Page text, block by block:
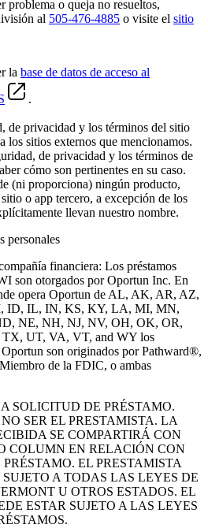
problema o queja no resueltos,
al 505-476-4885 o visite el sitio
la base de datos de acceso al
.
de privacidad y los términos del sitio
los sitios externos que mencionamos.
de privacidad y los términos de
cómo son pertinentes en su caso.
(ni proporciona) ningún producto,
o app tercero, a excepción de los
llevan nuestro nombre.
personales
financiera: Los préstamos
son otorgados por Oportun Inc. En
opera Oportun de AL, AK, AR, AZ,
ID, IL, IN, KS, KY, LA, MI, MN,
NE, NH, NJ, NV, OH, OK, OR,
UT, VA, VT, and WY los
Oportun son originados por Pathward®,
de la FDIC, o ambas
SOLICITUD DE PRÉSTAMO.
SER EL PRESTAMISTA. LA
SE COMPARTIRÁ CON
COLUMN EN RELACIÓN CON
EL PRESTAMISTA
A TODAS LAS LEYES DE
U OTROS ESTADOS. EL
ESTAR SUJETO A LAS LEYES